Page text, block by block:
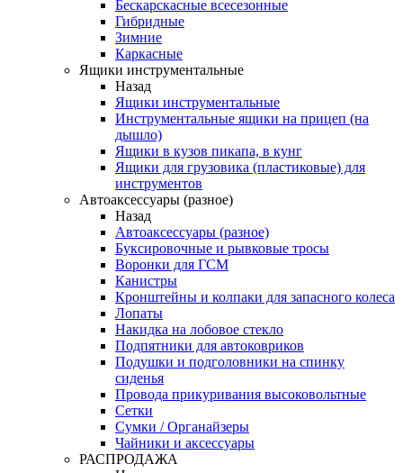
Бескарскасные всесезонные
Гибридные
Зимние
Каркасные
Ящики инструментальные
Назад
Ящики инструментальные
Инструментальные ящики на прицеп (на
дышло)
Ящики в кузов пикапа, в кунг
Ящики для грузовика (пластиковые) для
инструментов
Автоаксессуары (разное)
Назад
Автоаксессуары (разное)
Буксировочные и рывковые тросы
Воронки для ГСМ
Канистры
Кронштейны и колпаки для запасного колеса
Лопаты
Накидка на лобовое стекло
Подпятники для автоковриков
Подушки и подголовники на спинку
сиденья
Провода прикуривания высоковольтные
Сетки
Сумки / Органайзеры
Чайники и аксессуары
РАСПРОДАЖА